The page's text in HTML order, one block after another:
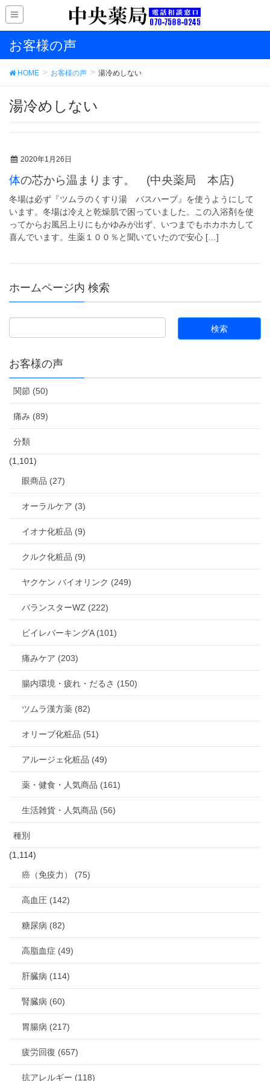
お客様の声
HOME お客様の声 湯冷めしない
湯冷めしない
2020年1月26日
体の芯から温まります。 (中央薬局 本店)
冬場は必ず『ツムラのくすり湯 バスハーブ』を使うようにして
います。冬場は冷えと乾燥肌で困っていました。この入浴剤を使
ってからお風呂上りにもかゆみが出ず、いつまでもホカホカして
喜んでいます。生薬１００％と聞いていたので安心 […]
ホームページ内 検索
お客様の声
関節 (50)
痛み (89)
分類
(1,101)
眼商品 (27)
オーラルケア (3)
イオナ化粧品 (9)
クルク化粧品 (9)
ヤクケン バイオリンク (249)
バランスターWZ (222)
ビイレバーキングA (101)
痛みケア (203)
腸内環境・疲れ・だるさ (150)
ツムラ漢方薬 (82)
オリーブ化粧品 (51)
アルージェ化粧品 (49)
薬・健食・人気商品 (161)
生活雑貨・人気商品 (56)
種別
(1,114)
癌（免疫力） (75)
高血圧 (142)
糖尿病 (82)
高脂血症 (49)
肝臓病 (114)
腎臓病 (60)
胃腸病 (217)
疲労回復 (657)
抗アレルギー (118)